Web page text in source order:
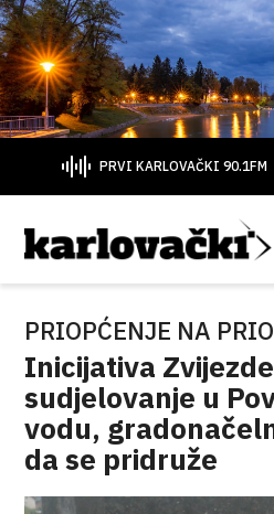
PRVI KARLOVAČKI 90.1FM
PRIOPĆENJE NA
Inicijativa
sudjelovanje u
vodu,
da se pridruže